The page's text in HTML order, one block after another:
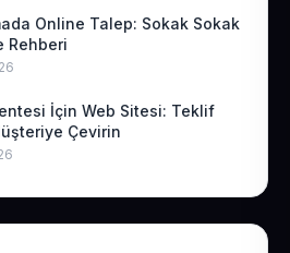
Online Talep: Sokak Sokak
Rehberi
İçin Web Sitesi: Teklif
Çevirin